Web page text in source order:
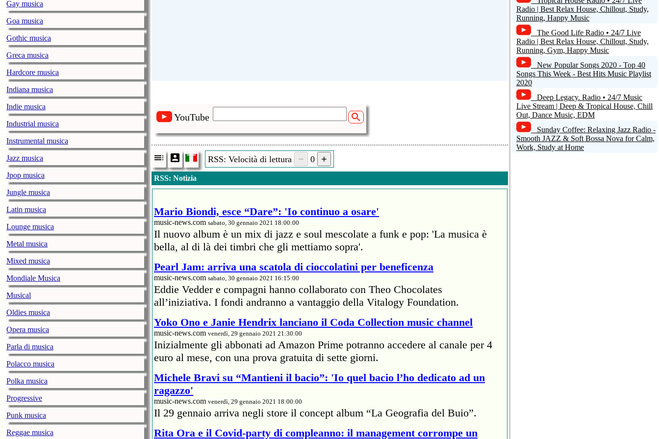
Gay musica
Goa musica
Gothic musica
Greca musica
Hardcore musica
Indiana musica
Indie musica
Industrial musica
Instrumental musica
Jazz musica
Jpop musica
Jungle musica
Latin musica
Lounge musica
Metal musica
Mixed musica
Mondiale Musica
Musical
Oldies musica
Opera musica
Parla di musica
Polacco musica
Polka musica
Progressive
Punk musica
Reggae musica
www.radio.condor.rs
UZIVO Kondor Bosnjace
Risposta
rcondor
12.01.2015 (07:36)
uzivo
folkkkkk
09.03.2014 (02:26)
Dobar radio 1 dan radi 3 ne radi extra
YouTube
RSS: Velocità di lettura 0
RSS: Notizia
Mario Biondi, esce “Dare”: 'Io continuo a osare'
music-news.com sabato, 30 gennaio 2021 18:00:00
Il nuovo album è un mix di jazz e soul mescolate a funk e pop: 'La musica è
bella, al di là dei timbri che gli mettiamo sopra'.
Pearl Jam: arriva una scatola di cioccolatini per beneficenza
music-news.com sabato, 30 gennaio 2021 16:15:00
Eddie Vedder e compagni hanno collaborato con Theo Chocolates
all’iniziativa. I fondi andranno a vantaggio della Vitalogy Foundation.
Yoko Ono e Janie Hendrix lanciano il Coda Collection music channel
music-news.com venerdì, 29 gennaio 2021 21:30:00
Inizialmente gli abbonati ad Amazon Prime potranno accedere al canale per 4
euro al mese, con una prova gratuita di sette giorni.
Michele Bravi su “Mantieni il bacio”: 'Io quel bacio l’ho dedicato ad un
ragazzo'
music-news.com venerdì, 29 gennaio 2021 18:00:00
Il 29 gennaio arriva negli store il concept album “La Geografia del Buio”.
Rita Ora e il Covid-party di compleanno: il management corrompe un
Radio | Best Relax House, Chillout, Study,
Running, Happy Music
The Good Life Radio • 24/7 Live
Radio | Best Relax House, Chillout, Study,
Running, Gym, Happy Music
New Popular Songs 2020 - Top 40
Songs This Week - Best Hits Music Playlist
2020
Deep Legacy. Radio • 24/7 Music
Live Stream | Deep & Tropical House, Chill
Out, Dance Music, EDM
Sunday Coffee: Relaxing Jazz Radio -
Smooth JAZZ & Soft Bossa Nova for Calm,
Work, Study at Home